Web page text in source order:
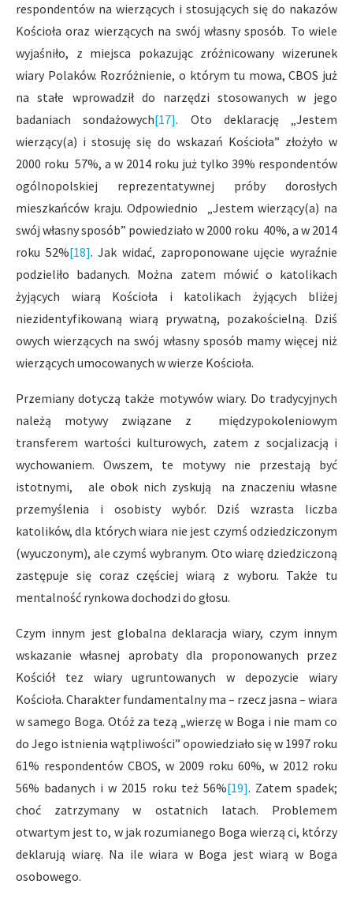
respondentów na wierzących i stosujących się do nakazów
Kościoła oraz wierzących na swój własny sposób. To wiele
wyjaśniło, z miejsca pokazując zróżnicowany wizerunek
wiary Polaków. Rozróżnienie, o którym tu mowa, CBOS już
na stałe wprowadził do narzędzi stosowanych w jego
badaniach sondażowych[17]. Oto deklarację „Jestem
wierzący(a) i stosuję się do wskazań Kościoła” złożyło w
2000 roku 57%, a w 2014 roku już tylko 39% respondentów
ogólnopolskiej reprezentatywnej próby dorosłych
mieszkańców kraju. Odpowiednio „Jestem wierzący(a) na
swój własny sposób” powiedziało w 2000 roku 40%, a w 2014
roku 52%[18]. Jak widać, zaproponowane ujęcie wyraźnie
podzieliło badanych. Można zatem mówić o katolikach
żyjących wiarą Kościoła i katolikach żyjących bliżej
niezidentyfikowaną wiarą prywatną, pozakościelną. Dziś
owych wierzących na swój własny sposób mamy więcej niż
wierzących umocowanych w wierze Kościoła.
Przemiany dotyczą także motywów wiary. Do tradycyjnych
należą motywy związane z międzypokoleniowym
transferem wartości kulturowych, zatem z socjalizacją i
wychowaniem. Owszem, te motywy nie przestają być
istotnymi, ale obok nich zyskują na znaczeniu własne
przemyślenia i osobisty wybór. Dziś wzrasta liczba
katolików, dla których wiara nie jest czymś odziedziczonym
(wyuczonym), ale czymś wybranym. Oto wiarę dziedziczoną
zastępuje się coraz częściej wiarą z wyboru. Także tu
mentalność rynkowa dochodzi do głosu.
Czym innym jest globalna deklaracja wiary, czym innym
wskazanie własnej aprobaty dla proponowanych przez
Kościół tez wiary ugruntowanych w depozycie wiary
Kościoła. Charakter fundamentalny ma – rzecz jasna – wiara
w samego Boga. Otóż za tezą „wierzę w Boga i nie mam co
do Jego istnienia wątpliwości” opowiedziało się w 1997 roku
61% respondentów CBOS, w 2009 roku 60%, w 2012 roku
56% badanych i w 2015 roku też 56%[19]. Zatem spadek;
choć zatrzymany w ostatnich latach. Problemem
otwartym jest to, w jak rozumianego Boga wierzą ci, którzy
deklarują wiarę. Na ile wiara w Boga jest wiarą w Boga
osobowego.